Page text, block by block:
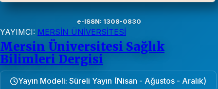
e-ISSN: 1308-0830
YAYIMCI: MERSİN ÜNİVERSİTESİ
Mersin Üniversitesi Sağlık
Bilimleri Dergisi
Yayın Modeli: Süreli Yayın (Nisan - Ağustos - Aralık)